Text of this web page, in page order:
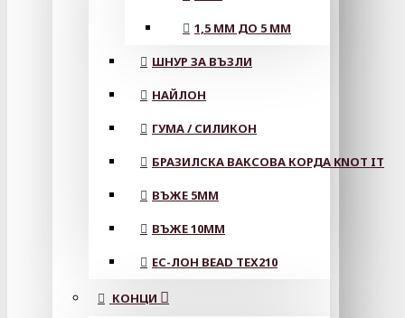
1,5 ММ ДО 5 ММ
ШНУР ЗА ВЪЗЛИ
НАЙЛОН
ГУМА / СИЛИКОН
БРАЗИЛСКА ВАКСОВА КОРДА KNOT IT
ВЪЖЕ 5MM
ВЪЖЕ 10MM
ЕС-ЛОН BEAD TEX210
КОНЦИ